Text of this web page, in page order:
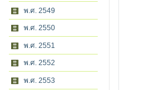
พ.ศ. 2549
พ.ศ. 2550
พ.ศ. 2551
พ.ศ. 2552
พ.ศ. 2553